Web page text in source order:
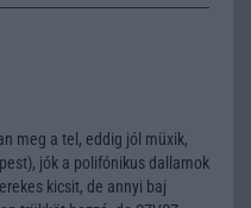
meg a tel, eddig jól müxik,
jók a polifónikus dallamok
kicsit, de annyi baj